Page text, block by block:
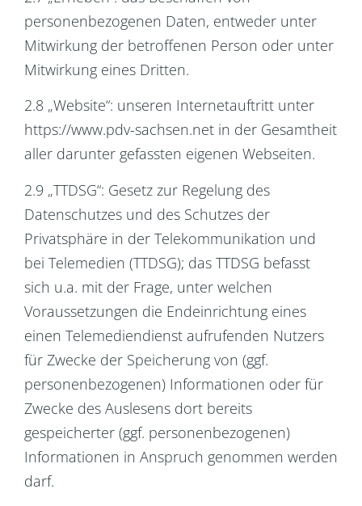
personenbezogenen Daten, entweder unter
Mitwirkung der betroffenen Person oder unter
Mitwirkung eines Dritten.
2.8 „Website“: unseren Internetauftritt unter
https://www.pdv-sachsen.net in der Gesamtheit
aller darunter gefassten eigenen Webseiten.
2.9 „TTDSG“: Gesetz zur Regelung des
Datenschutzes und des Schutzes der
Privatsphäre in der Telekommunikation und
bei Telemedien (TTDSG); das TTDSG befasst
sich u.a. mit der Frage, unter welchen
Voraussetzungen die Endeinrichtung eines
einen Telemediendienst aufrufenden Nutzers
für Zwecke der Speicherung von (ggf.
personenbezogenen) Informationen oder für
Zwecke des Auslesens dort bereits
gespeicherter (ggf. personenbezogenen)
Informationen in Anspruch genommen werden
darf.